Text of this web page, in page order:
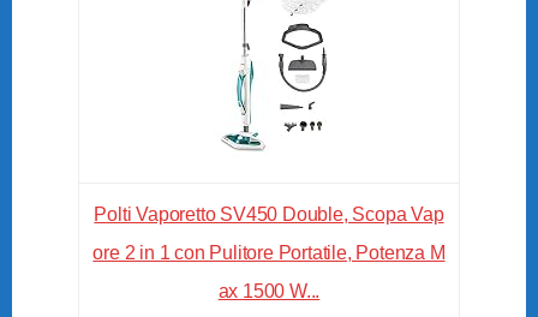
Polti Vaporetto SV450 Double, Scopa Vap
ore 2 in 1 con Pulitore Portatile, Potenza M
ax 1500 W...